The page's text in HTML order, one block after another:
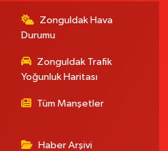
Zonguldak Hava
Durumu
Zonguldak Trafik
Yoğunluk Haritası
Tüm Manşetler
Haber Arşivi